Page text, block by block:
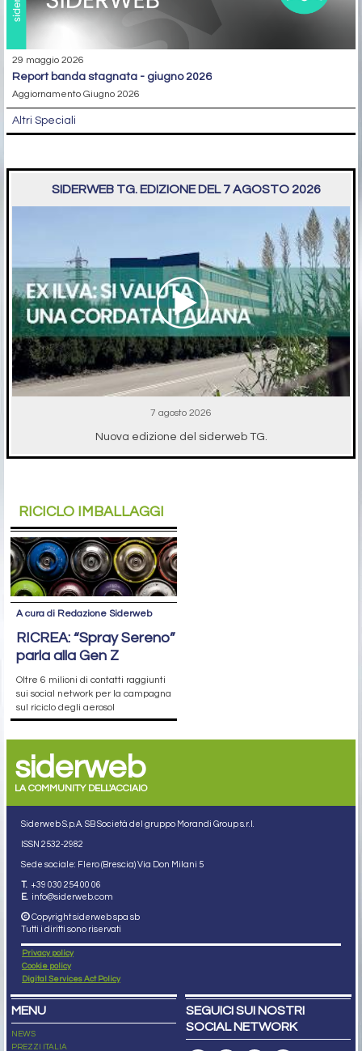
29 maggio 2026
report banda stagnata - giugno 2026
Aggiornamento Giugno 2026
Altri Speciali
SIDERWEB TG. EDIZIONE DEL 7 AGOSTO 2026
7 agosto 2026
Nuova edizione del siderweb TG.
RICICLO IMBALLAGGI
A cura di Redazione Siderweb
RICREA: “Spray Sereno”
parla alla Gen Z
Oltre 6 milioni di contatti raggiunti
sui social network per la campagna
sul riciclo degli aerosol
siderweb
LA COMMUNITY DELL'ACCIAIO
Siderweb S.p.A. SB Società del gruppo Morandi Group s.r.l.
ISSN 2532-2982
Sede sociale: Flero (Brescia) Via Don Milani 5
T. +39 030 254 00 06
E. info@siderweb.com
Copyright siderweb spa sb
Tutti i diritti sono riservati
Privacy policy
Cookie policy
Digital Services Act Policy
MENU
NEWS
PREZZI ITALIA
SEGUICI SUI NOSTRI
SOCIAL NETWORK